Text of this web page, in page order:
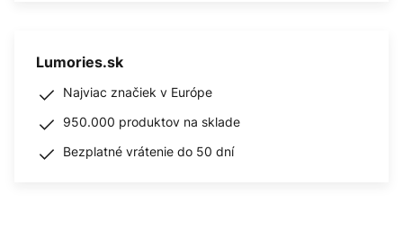
Lumories.sk
Najviac značiek v Európe
950.000 produktov na sklade
Bezplatné vrátenie do 50 dní